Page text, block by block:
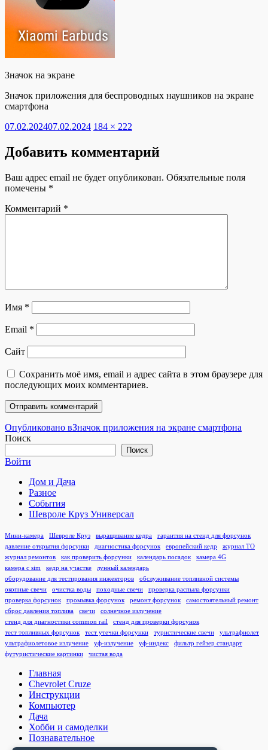
Значок на экране
Значок приложения для беспроводных наушников на экране
смартфона
Опубликовано
07.02.202407.02.2024 Полный
184 × 222
Добавить комментарий
Ваш адрес email не будет опубликован. Обязательные поля
помечены *
Комментарий *
Имя *
Email *
Сайт
Сохранить моё имя, email и адрес сайта в этом браузере для
последующих моих комментариев.
Навигация
по
записям
Опубликовано вЗначок приложения на экране смартфона
Поиск
Поиск
Войти
Дом и Дача
Разное
События
Шевроле Круз Универсал
Мини-камера Шевроле Круз выращивание кедра
гарантия на стенд для форсунок
давление открытия форсунки
диагностика форсунок европейский кедр
журнал ТО
журнал ремонтов
как проверить форсунки календарь посадок
камера 4G
камера с sim
кедр на участке
лунный календарь
оборудование для тестирования инжекторов
обслуживание топливной системы
окопные свечи
очистка воды походные свечи
проверка распыла форсунки
проверка форсунок
промывка форсунок ремонт форсунок
самостоятельный ремонт
сброс давления топлива
свечи
солнечное излучение
стенд для диагностики common rail
стенд для проверки форсунок
тест топливных форсунок
тест утечки форсунки туристические свечи
ультрафиолет
ультрафиолетовое излучение
уф-излучение уф-индекс
фильтр гейзер стандарт
футуристические картинки
чистая вода
Главная
Chevrolet Cruze
Инструкции
Компьютер
Дача
Хобби и самоделки
Познавательное